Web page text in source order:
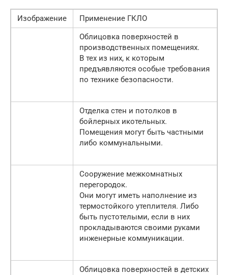
Изображение
Применение ГКЛО
Облицовка поверхностей в
производственных помещениях.
В тех из них, к которым
предъявляются особые требования
по технике безопасности.
Отделка стен и потолков в
бойлерных икотельных.
Помещения могут быть частными
либо коммунальными.
Сооружение межкомнатных
перегородок.
Они могут иметь наполнение из
термостойкого утеплителя. Либо
быть пустотелыми, если в них
прокладываются своими руками
инженерные коммуникации.
Облицовка поверхностей в детских